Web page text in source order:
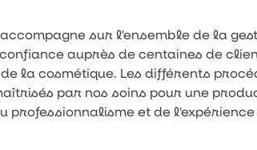
sur l'ensemble de la
auprès de centaines de
la cosmétique. Les différents
par nos soins pour une
et de